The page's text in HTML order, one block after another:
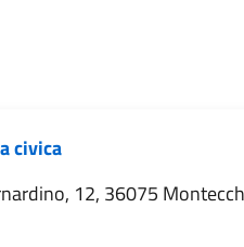
civica
12, 36075